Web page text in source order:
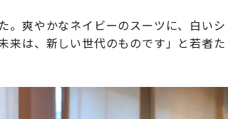
。爽やかなネイビーのスーツに、白いシ
来は、新しい世代のものです」と若者た